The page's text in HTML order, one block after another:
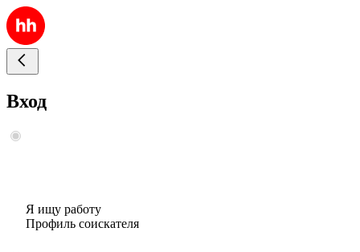
Вход
Я ищу работу
Профиль соискателя